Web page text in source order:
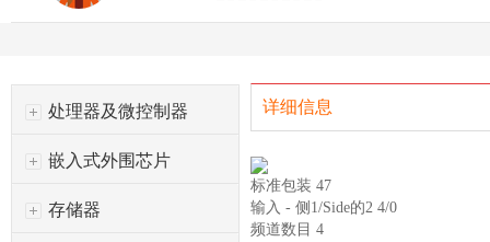
处理器及微控制器
嵌入式外围芯片
存储器
详细信息
标准包装 47
输入 - 侧1/Side的2 4/0
频道数目 4